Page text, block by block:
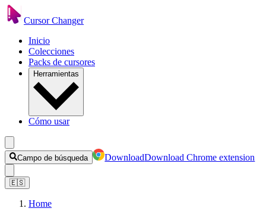
Cursor Changer
Inicio
Colecciones
Packs de cursores
Herramientas
Cómo usar
Campo de búsqueda DownloadDownload Chrome extension
🇪🇸
Home